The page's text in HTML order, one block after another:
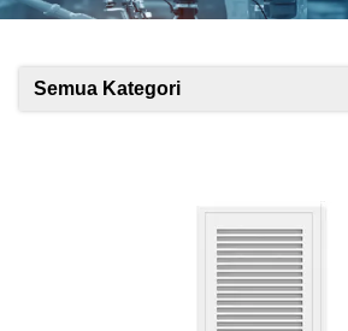
Semua Kategori